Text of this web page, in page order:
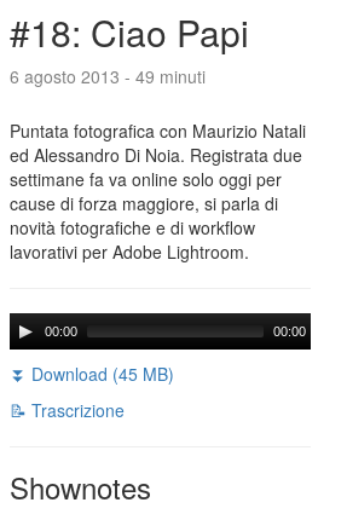
#18: Ciao Papi
6 agosto 2013 - 49 minuti
Puntata fotografica con Maurizio Natali
ed Alessandro Di Noia. Registrata due
settimane fa va online solo oggi per
cause di forza maggiore, si parla di
novità fotografiche e di workflow
lavorativi per Adobe Lightroom.
00:00 00:00
⏬ Download (45 MB)
📝 Trascrizione
Shownotes